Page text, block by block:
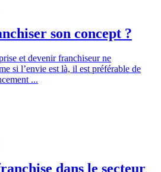
son concept ?
et devenir franchiseur ne
si l’envie est là, il est préférable de
...
dans le secteur